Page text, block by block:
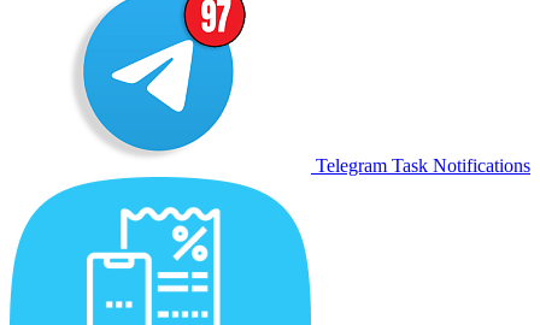
Telegram Task Notifications